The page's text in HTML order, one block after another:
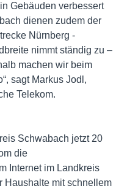
Gebäuden verbessert
dienen zudem der
Nürnberg -
nimmt ständig zu –
machen wir beim
sagt Markus Jodl,
Telekom.
Schwabach jetzt 20
die
Internet im Landkreis
Haushalte mit schnellem